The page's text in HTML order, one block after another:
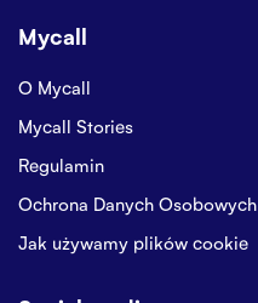
Mycall
O Mycall
Mycall Stories
Regulamin
Ochrona Danych Osobowych
Jak używamy plików cookie